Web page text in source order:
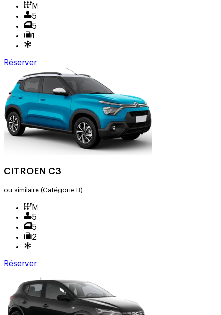
M
5
5
1
Réserver
CITROEN C3
ou similaire (Catégorie B)
M
5
5
2
Réserver